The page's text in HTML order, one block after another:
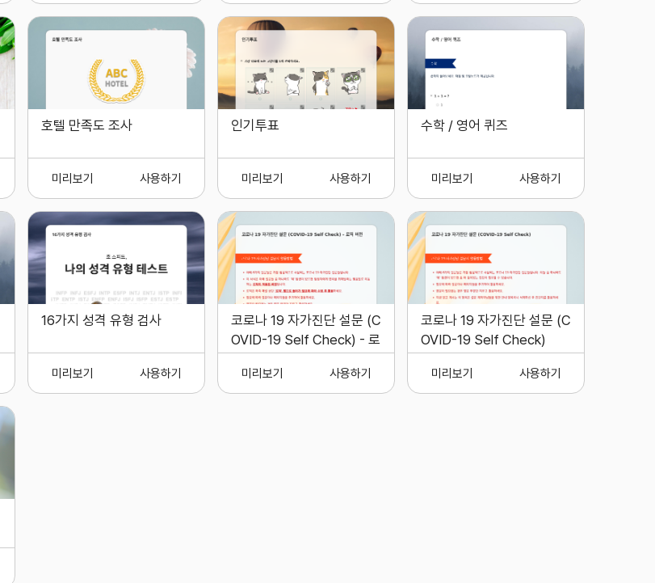
호텔 만족도 조사
미리보기 사용하기
인기투표
미리보기 사용하기
수학 / 영어 퀴즈
미리보기 사용하기
16가지 성격 유형 검사
미리보기 사용하기
코로나 19 자가진단 설문 (C
OVID-19 Self Check) - 로
직 버전
미리보기 사용하기
코로나 19 자가진단 설문 (C
OVID-19 Self Check)
미리보기 사용하기